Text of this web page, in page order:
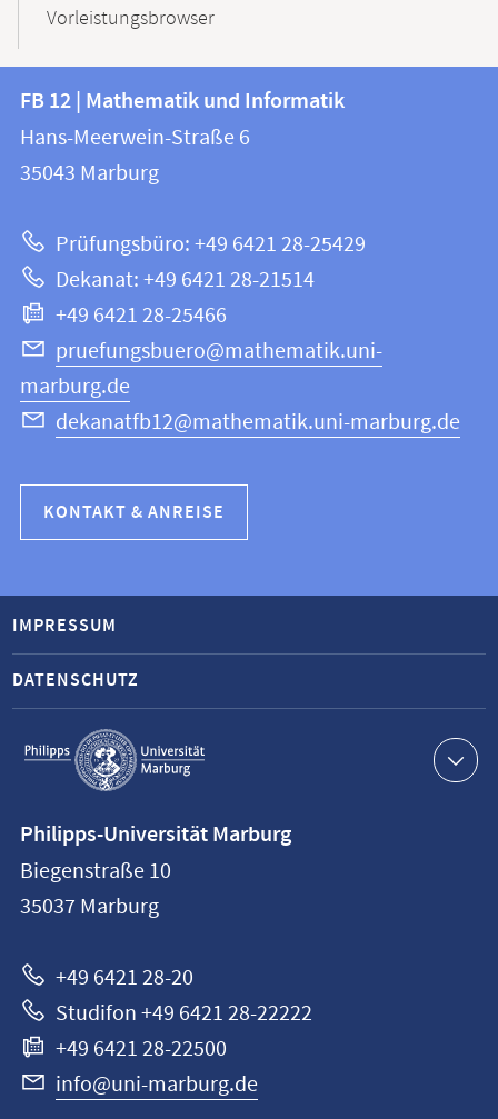
Vorleistungsbrowser
Kontakt
und
Informationen
Website
FB
12
|
und
Informatik
FB 12 | Mathematik und Informatik
Hans-Meerwein-Straße 6
35043 Marburg
Prüfungsbüro: +49 6421 28-25429
Dekanat: +49 6421 28-21514
+49 6421 28-25466
pruefungsbuero@mathematik.uni-
marburg.de
dekanatfb12@mathematik.uni-marburg.de
KONTAKT & ANREISE
Service-
Navigation
IMPRESSUM
DATENSCHUTZ
Philipps-
Universität
Marburg
Philipps-Universität Marburg
Biegenstraße 10
35037 Marburg
+49 6421 28-20
Studifon +49 6421 28-22222
+49 6421 28-22500
info@uni-marburg.de